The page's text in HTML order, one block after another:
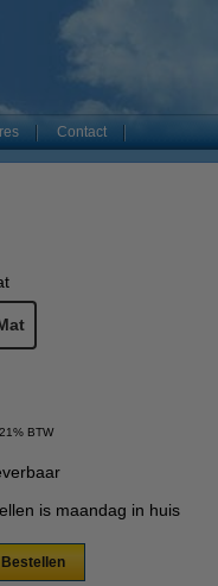
Contact
BTW
is maandag in huis
Bestellen